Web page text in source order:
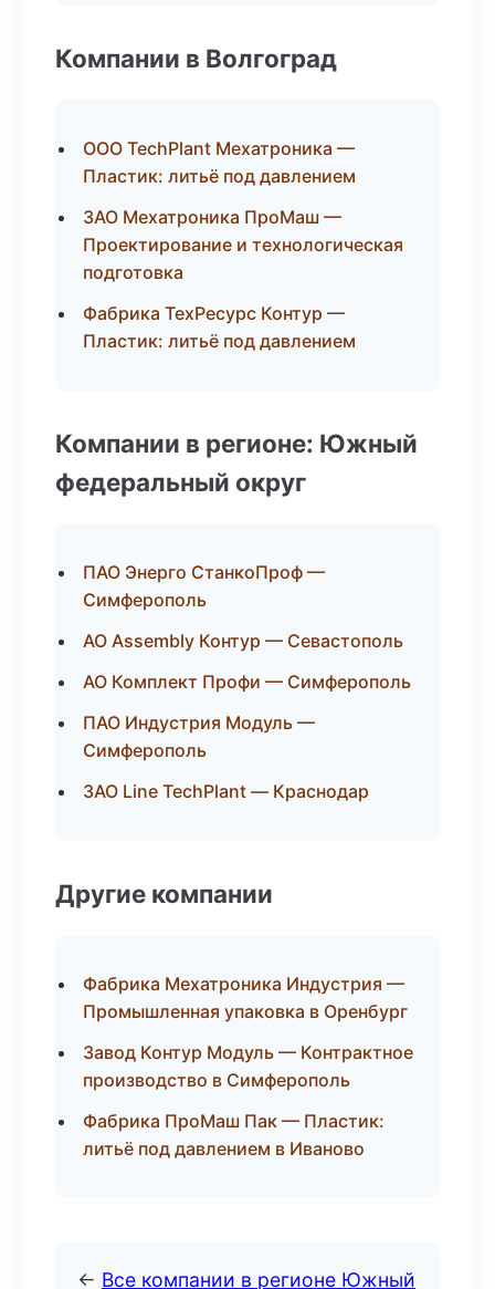
Компании в Волгоград
ООО TechPlant Мехатроника —
Пластик: литьё под давлением
ЗАО Мехатроника ПроМаш —
Проектирование и технологическая
подготовка
Фабрика ТехРесурс Контур —
Пластик: литьё под давлением
Компании в регионе: Южный
федеральный округ
ПАО Энерго СтанкоПроф —
Симферополь
АО Assembly Контур — Севастополь
АО Комплект Профи — Симферополь
ПАО Индустрия Модуль —
Симферополь
ЗАО Line TechPlant — Краснодар
Другие компании
Фабрика Мехатроника Индустрия —
Промышленная упаковка в Оренбург
Завод Контур Модуль — Контрактное
производство в Симферополь
Фабрика ПроМаш Пак — Пластик:
литьё под давлением в Иваново
← Все компании в регионе Южный